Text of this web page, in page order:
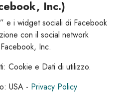
Inc.)
e i widget sociali di Facebook
con il social network
Inc.
Cookie e Dati di utilizzo.
USA - Privacy Policy